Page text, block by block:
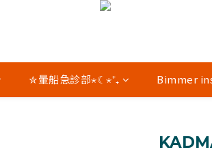
✮暈船急診部⋆☾⋆⁺₊ Bimmer